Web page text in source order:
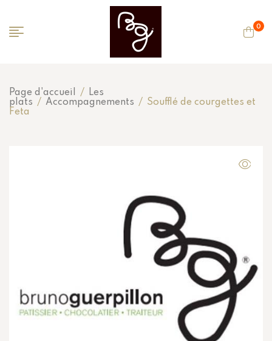
0
Page d'accueil /
Les
plats / Accompagnements / Soufflé de courgettes et
Feta